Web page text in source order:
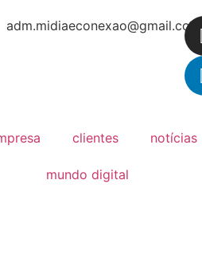
adm.midiaeconexao@gmail.com
clientes notícias
mundo digital